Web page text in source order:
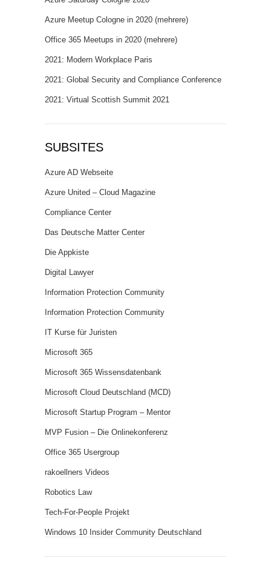
Azure Meetup Cologne in 2020 (mehrere)
Office 365 Meetups in 2020 (mehrere)
2021: Modern Workplace Paris
2021: Global Security and Compliance Conference
2021: Virtual Scottish Summit 2021
SUBSITES
Azure AD Webseite
Azure United – Cloud Magazine
Compliance Center
Das Deutsche Matter Center
Die Appkiste
Digital Lawyer
Information Protection Community
Information Protection Community
IT Kurse für Juristen
Microsoft 365
Microsoft 365 Wissensdatenbank
Microsoft Cloud Deutschland (MCD)
Microsoft Startup Program – Mentor
MVP Fusion – Die Onlinekonferenz
Office 365 Usergroup
rakoellners Videos
Robotics Law
Tech-For-People Projekt
Windows 10 Insider Community Deutschland